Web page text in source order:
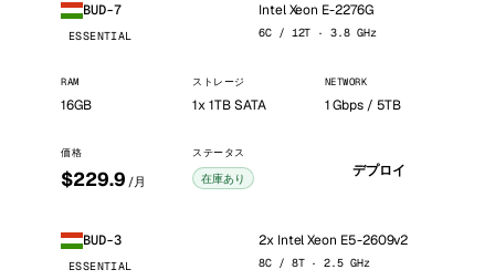
BUD-7
ESSENTIAL
Intel Xeon E-2276G
6C / 12T · 3.8 GHz
RAM
16GB
ストレージ
1x 1TB SATA
NETWORK
1 Gbps / 5TB
価格
$229.9 /月
ステータス
在庫あり デプロイ
BUD-3
ESSENTIAL
2x Intel Xeon E5-2609v2
8C / 8T · 2.5 GHz